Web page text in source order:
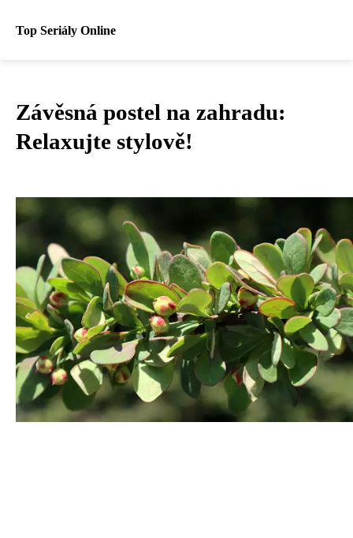
Top Seriály Online
Závěsná postel na zahradu:
Relaxujte stylově!